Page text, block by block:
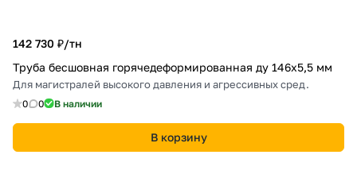
142 730 ₽/тн
Труба бесшовная горячедеформированная ду 146х5,5 мм
Для магистралей высокого давления и агрессивных сред.
0 0 В наличии
В корзину